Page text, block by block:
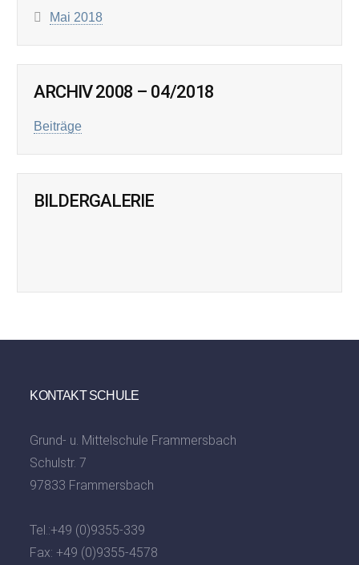
Mai 2018
ARCHIV 2008 – 04/2018
Beiträge
BILDERGALERIE
KONTAKT SCHULE
Grund- u. Mittelschule Frammersbach
Schulstr. 7
97833 Frammersbach
Tel.:+49 (0)9355-339
Fax: +49 (0)9355-4578